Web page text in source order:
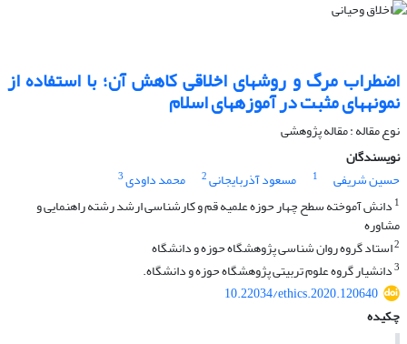
اضطراب مرگ و روش‎های اخلاقی کاهش آن؛ با استفاده از
نمونه‎های مثبت در آموزه‎های اسلام
نوع مقاله : مقاله پژوهشی
نویسندگان
حسین شریفی
1 مسعود آذربایجانی2 محمد داودی3
1 دانش آموخته سطح چهار حوزه علمیه قم و کارشناسی ارشد رشته راهنمایی و
مشاوره
2استاد گروه روان شناسی پژوهشگاه حوزه و دانشگاه
3دانشیار گروه علوم تربیتی پژوهشگاه حوزه و دانشگاه.
10.22034/ethics.2020.120640
چکیده